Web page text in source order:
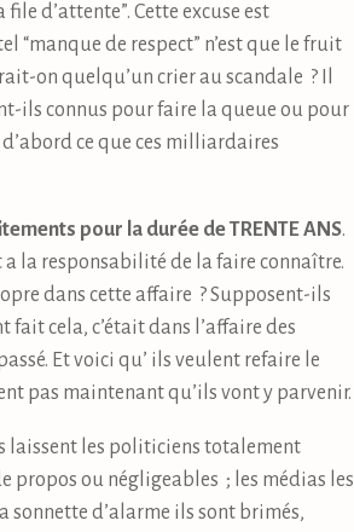
d’attente”. Cette excuse est
“manque de respect” n’est que le fruit
on quelqu’un crier au scandale ? Il
ils connus pour faire la queue ou pour
ce que ces milliardaires
pour la durée de TRENTE ANS.
la responsabilité de la faire connaître.
dans cette affaire ? Supposent-ils
fait cela, c’était dans l’affaire des
Et voici qu’ ils veulent refaire le
pas maintenant qu’ils vont y parvenir.
laissent les politiciens totalement
propos ou négligeables ; les médias les
d’alarme ils sont brimés,